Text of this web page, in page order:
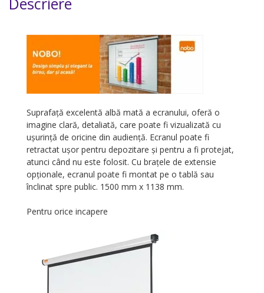
Suprafață excelentă albă mată a ecranului, oferă o
imagine clară, detaliată, care poate fi vizualizată cu
ușurință de oricine din audiență. Ecranul poate fi
retractat ușor pentru depozitare și pentru a fi protejat,
atunci când nu este folosit. Cu brațele de extensie
opționale, ecranul poate fi montat pe o tablă sau
înclinat spre public. 1500 mm x 1138 mm.
Pentru orice incapere